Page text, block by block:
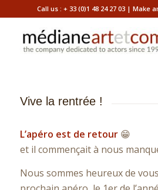
Call us :+ 33 (0)1 48 24 27 03 |Make
Vive la rentrée !
L’apéro est de retour 😁
et il commençait à nous
Nous sommes heureux de